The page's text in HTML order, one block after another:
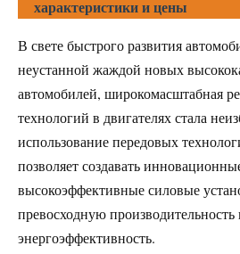
характеристики и цены
В свете быстрого развития
неустанной жаждой новых
автомобилей, широкомасштабная
технологий в двигателях стала
использование передовых
позволяет создавать
высокоэффективные силовые
превосходную
энергоэффективность.